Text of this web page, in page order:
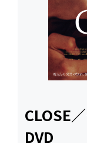
CLOSE
DVD